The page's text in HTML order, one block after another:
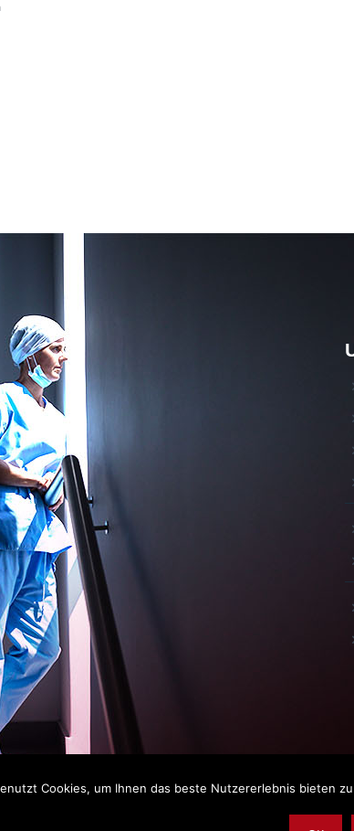
Copyright © 2019,
Cookies, um Ihnen das beste Nutzererlebnis bieten